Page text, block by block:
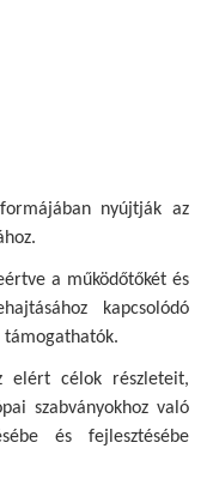
nyújtják az
a működőtőkét és
kapcsolódó
támogathatók.
elért célok részleteit,
szabványokhoz való
és fejlesztésébe